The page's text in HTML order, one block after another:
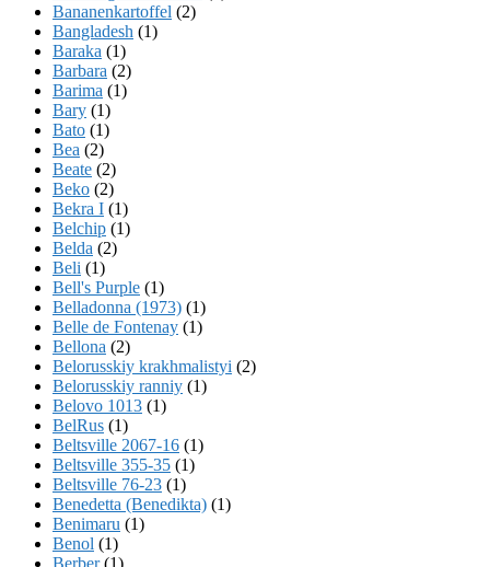
Bananenkartoffel (2)
Bangladesh (1)
Baraka (1)
Barbara (2)
Barima (1)
Bary (1)
Bato (1)
Bea (2)
Beate (2)
Beko (2)
Bekra I (1)
Belchip (1)
Belda (2)
Beli (1)
Bell's Purple (1)
Belladonna (1973) (1)
Belle de Fontenay (1)
Bellona (2)
Belorusskiy krakhmalistyi (2)
Belorusskiy ranniy (1)
Belovo 1013 (1)
BelRus (1)
Beltsville 2067-16 (1)
Beltsville 355-35 (1)
Beltsville 76-23 (1)
Benedetta (Benedikta) (1)
Benimaru (1)
Benol (1)
Berber(1)